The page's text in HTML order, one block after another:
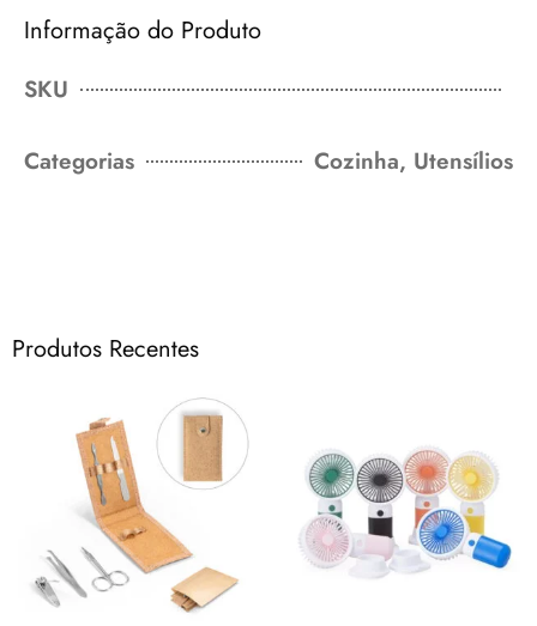
Informação do Produto
SKU
Categorias Cozinha, Utensílios
Produtos Recentes